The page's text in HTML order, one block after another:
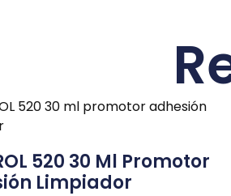
520 30 Ml Promotor
Limpiador